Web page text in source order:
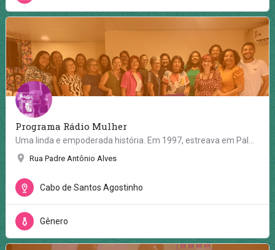
Programa Rádio Mulher
Rua Padre Antônio Alves
Cabo de Santos Agostinho
Gênero